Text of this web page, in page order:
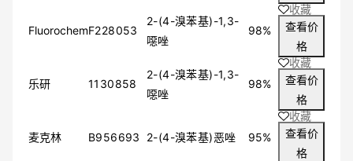
≥98%
≥60%
≥94%
FluorochemF228053
2-(4-溴苯基)-1,3-
噁唑
98%
收藏
查看价
格
乐研 1130858
2-(4-溴苯基)-1,3-
噁唑
98%
收藏
查看价
格
麦克林 B956693 2-(4-溴苯基)恶唑 95%
收藏
查看价
格